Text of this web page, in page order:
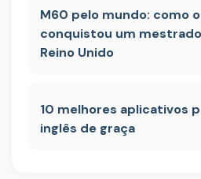
M60 pelo mundo: como
conquistou um
Reino Unido
10 melhores aplicativos
inglês de graça